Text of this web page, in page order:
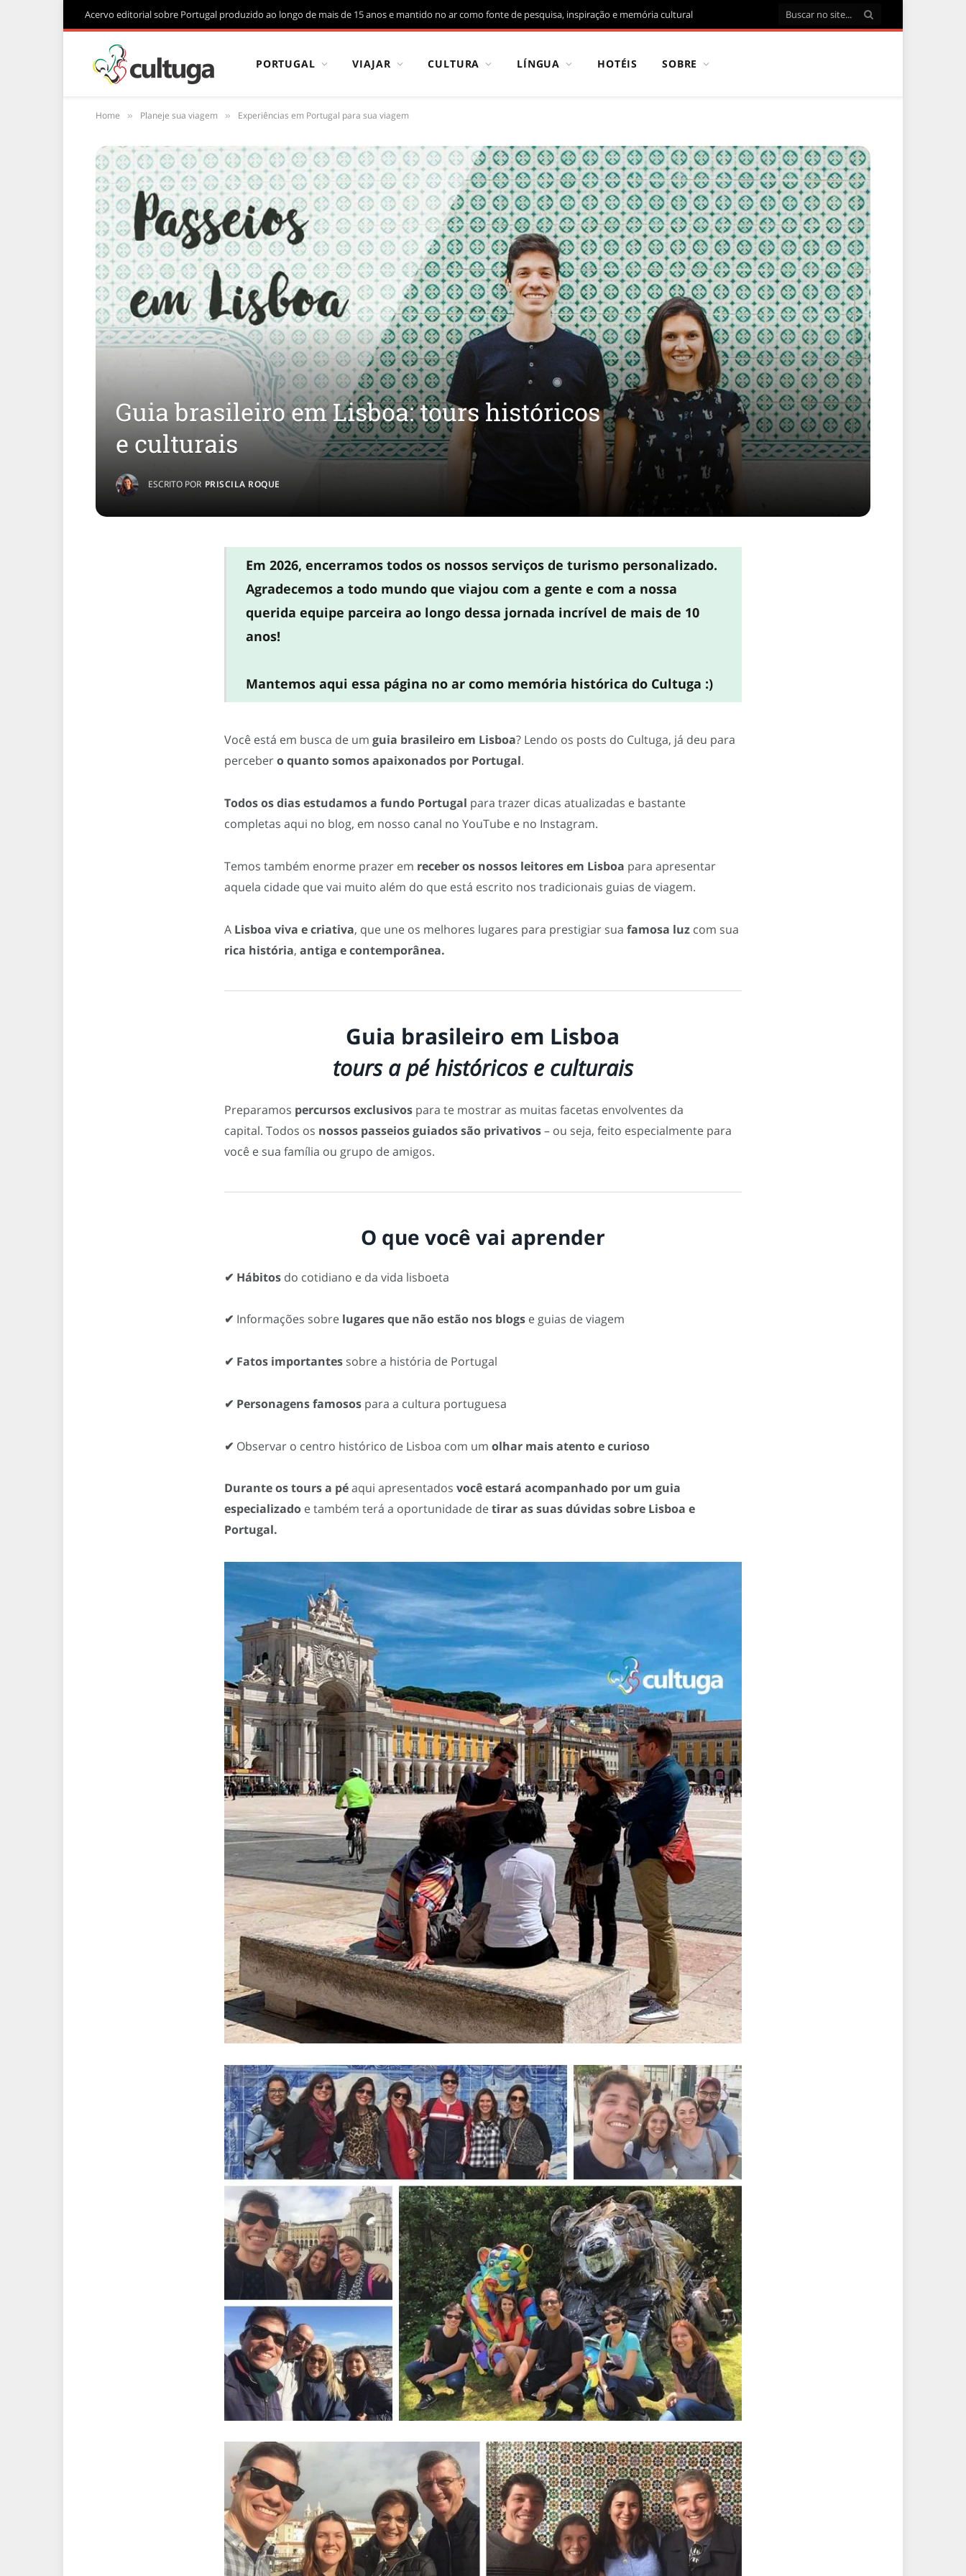
Acervo editorial sobre Portugal produzido ao longo de mais de 15 anos e mantido no ar como fonte de pesquisa, inspiração e memória cultural
PORTUGAL VIAJAR CULTURA LÍNGUA HOTÉIS SOBRE
Home » Planeje sua viagem » Experiências em Portugal para sua viagem
Guia brasileiro em Lisboa: tours históricos
e culturais
ESCRITO POR PRISCILA ROQUE
Em 2026, encerramos todos os nossos serviços de turismo personalizado.
Agradecemos a todo mundo que viajou com a gente e com a nossa
querida equipe parceira ao longo dessa jornada incrível de mais de 10
anos!
Mantemos aqui essa página no ar como memória histórica do Cultuga :)
Você está em busca de um guia brasileiro em Lisboa? Lendo os posts do Cultuga, já deu para
percebero quanto somos apaixonados por Portugal.
Todos os dias estudamos a fundo Portugal para trazer dicas atualizadas e bastante
completas aqui no blog, em nosso canal no YouTube e no Instagram.
Temos também enorme prazer em receber os nossos leitores em Lisboa para apresentar
aquela cidade que vai muito além do que está escrito nos tradicionais guias de viagem.
A Lisboa viva e criativa, que une os melhores lugares para prestigiar sua famosa luzcom sua
rica história, antiga e contemporânea.
Guia brasileiro em Lisboa
tours a pé históricos e culturais
Preparamos percursos exclusivospara te mostrar as muitas facetas envolventes da
capital. Todos os nossos passeios guiados são privativos– ou seja, feito especialmente para
você e sua família ou grupo de amigos.
O que você vai aprender
✔ Hábitosdo cotidiano e da vida lisboeta
✔ Informações sobrelugares que não estão nos blogse guias de viagem
✔ Fatos importantessobre a história de Portugal
✔ Personagens famosospara a cultura portuguesa
✔ Observar o centro histórico de Lisboa com um olhar mais atento e curioso
Durante os tours a péaqui apresentados você estará acompanhado por um guia
especializadoe também terá a oportunidade detirar as suas dúvidas sobre Lisboa e
Portugal.